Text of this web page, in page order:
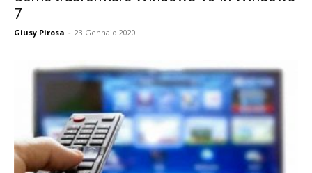
7
Giusy Pirosa - 23 Gennaio 2020